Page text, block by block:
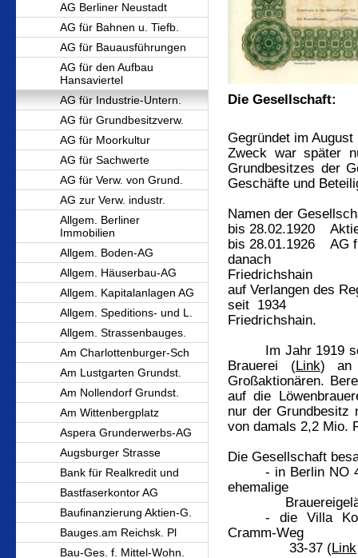
AG Berliner Neustadt
AG für Bahnen u. Tiefb.
AG für Bauausführungen
AG für den Aufbau
Hansaviertel
AG für Industrie-Untern.
AG für Grundbesitzverw.
AG für Moorkultur
AG für Sachwerte
AG für Verw. von Grund.
AG zur Verw. industr.
Allgem. Berliner
Immobilien
Allgem. Boden-AG
Allgem. Häuserbau-AG
Allgem. Kapitalanlagen AG
Allgem. Speditions- und L.
Allgem. Strassenbauges.
Am Charlottenburger-Sch
Am Lustgarten Grundst.
Am Nollendorf Grundst.
Am Wittenbergplatz
Aspera Grunderwerbs-AG
Augsburger Strasse
Bank für Realkredit und
Bastfaserkontor AG
Baufinanzierung Aktien-G.
Bauges.am Reichsk. Pl
Bau-Ges. f. Mittel-Wohn.
Die Gesellschaft:
Gegründet im
Zweck war später
Grundbesitzes der
Geschäfte und
Namen der
bis 28.02.1920
bis 28.01.1926 AG
danach AG für
Friedrichshain
auf Verlangen des
seit 1934 AG
Friedrichshain.
Im Jahr 1919
Brauerei (Link) an
Großaktionären.
auf die
nur der Grundbesitz
von damals 2,2 Mio.
Die Gesellschaft
- in Berlin NO
ehemalige
- die Villa
Cramm-Weg
33-37 (Link